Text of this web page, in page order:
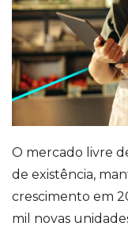
O mercado livre
de existência,
crescimento em
mil novas